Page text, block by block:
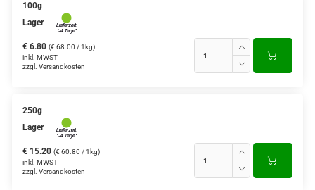
Rooibos Tee
Aromatisierter Grüntee
Früchtetee
100g
Lager
€ 6.80 (€ 68.00 / 1kg)
inkl. MWST
zzgl. Versandkosten
250g
Lager
€ 15.20 (€ 60.80 / 1kg)
inkl. MWST
zzgl. Versandkosten